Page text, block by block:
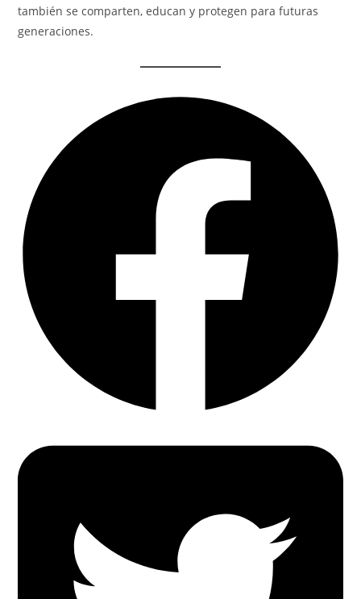
también se comparten, educan y protegen para futuras
generaciones.